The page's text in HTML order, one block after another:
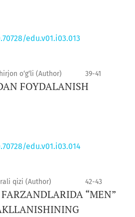
edu.v01.i03.013
o‘g‘li (Author) 39-41
FOYDALANISH
edu.v01.i03.014
qizi (Author) 42-43
“MEN”